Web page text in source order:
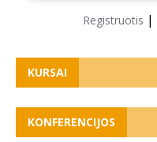
Registruotis |
KURSAI
KONFERENCIJOS